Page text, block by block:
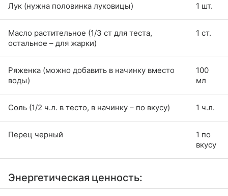
Лук (нужна половинка луковицы) 1 шт.
Масло растительное (1/3 ст для теста,
остальное – для жарки)
1 ст.
Ряженка (можно добавить в начинку вместо
воды)
100
мл
Соль (1/2 ч.л. в тесто, в начинку – по вкусу) 1 ч.л.
Перец черный
1 по
вкусу
Энергетическая ценность: